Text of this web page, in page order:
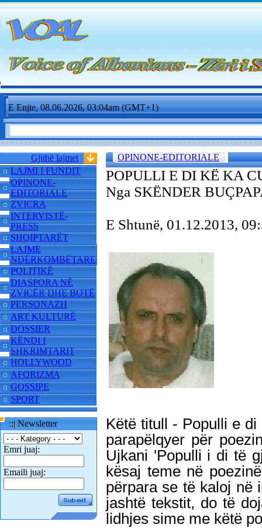
E Enjte, 08.06.2026, 03:04am (GMT+1)
Gjithë lajmet
LAJMI I FUNDIT
OPINONE-
EDITORIALE
ZVICRA
INTERVISTË-
PRESS
SHQIPTARËT
LAJME
NDËRKOMBËTARE
POLITIKË
DIASPORA NË
ZVICËR DHE BOTË
PERSONAZH
ART KULTURË
DOSSIER
KËNDI I
SHKRIMTARIT
HOLLYWOOD
AFORIZMA
GOSSIPE
SPORT
::| Newsletter
Emri juaj:
Emaili juaj:
OPINONE-EDITORIALE
POPULLI E DI KË KA
Nga SKËNDER
E Shtunë, 01.12.2013,
Këtë titull - Populli e
parapëlqyer për
Ujkani 'Populli i di të
kësaj teme në
përpara se të kaloj në
jashtë tekstit, do të
lidhjes sime me këtë